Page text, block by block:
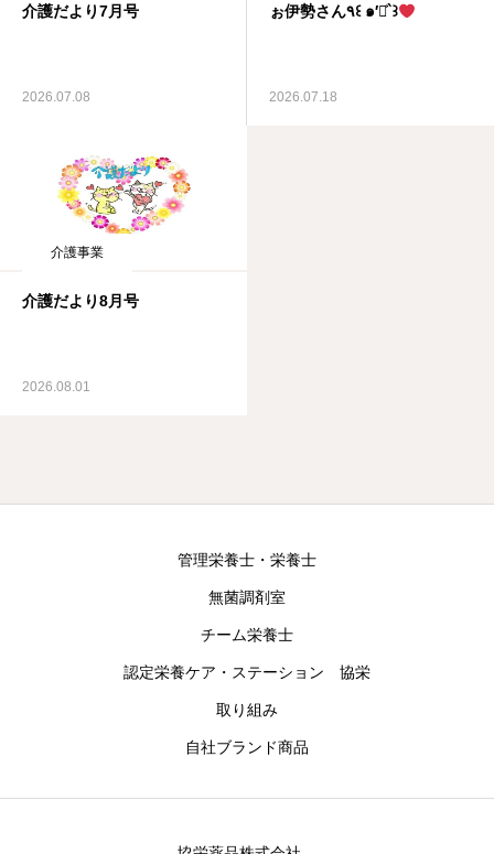
介護だより7月号
2026.07.08
ぉ伊勢さん٩꒰ ๑′◡͐`꒱
2026.07.18
介護事業
介護だより8月号
2026.08.01
管理栄養士・栄養士
無菌調剤室
チーム栄養士
認定栄養ケア・ステーション 協栄
取り組み
自社ブランド商品